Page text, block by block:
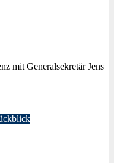
mit Generalsekretär Jens